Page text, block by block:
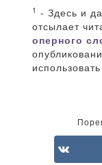
1 - Здесь и
отсылает
оперного